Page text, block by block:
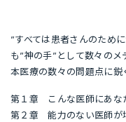
”すべては患者さんのため
も”神の手”として数々の
本医療の数々の問題点に鋭
第１章 こんな医師にあな
第２章 能力のない医師が